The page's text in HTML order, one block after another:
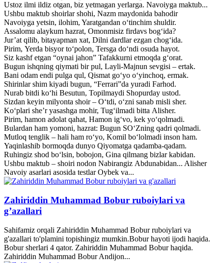
Ustoz ilmi ildiz otgan, biz yetmagan yerlarga. Navoiyga maktub...
Ushbu maktub shoirlar shohi, Nazm maydonida bahodir
Navoiyga yetsin, ilohim, Yaratgandan o‘tinchim shuldir.
Assalomu alaykum hazrat, Omonmisiz firdavs bog‘ida?
Jur’at qilib, bitayapman xat, Dilni dardlar ezgan chog‘ida.
Pirim, Yerda bisyor to‘polon, Tersga do‘ndi osuda hayot.
Siz kashf etgan “oynai jahon” Tafakkurni etmoqda g‘orat.
Bugun ishqning qiymati bir pul, Layli-Majnun sevgisi – ertak.
Bani odam endi pulga qul, Qismat go‘yo o‘yinchoq, ermak.
Shirinlar shim kiyadi bugun, “Ferrari”da yuradi Farhod.
Nurab bitdi ko‘hi Besutun, Topilmaydi Shopurday ustod.
Sizdan keyin milyonta shoir – O‘tdi, o‘zni sanab misli sher.
Ko‘plari she’r yasashga mohir, Tug‘ilmadi bitta Alisher.
Pirim, hamon adolat qahat, Hamon ig‘vo, kek yo‘qolmadi.
Bulardan ham yomoni, hazrat: Bugun SO‘Zning qadri qolmadi.
Mutloq tenglik – hali ham ro‘yo, Komil bo‘lolmadi inson ham.
Yaqinlashib bormoqda dunyo Qiyomatga qadamba-qadam.
Ruhingiz shod bo‘lsin, bobojon, Gina qilmang bizlar kabidan.
Ushbu maktub – shoiri nodon Nabirangiz Abdunabidan... Alisher
Navoiy asarlari asosida testlar Oybek va...
Zahiriddin Muhammad Bobur ruboiylari va
g’azallari
Sahifamiz orqali Zahiriddin Muhammad Bobur ruboiylari va
g'azallari to'plamini topishingiz mumkin.Bobur hayoti ijodi haqida.
Bobur sherlari 4 qator. Zahiriddin Muhammad Bobur haqida.
Zahiriddin Muhammad Bobur Andijon...